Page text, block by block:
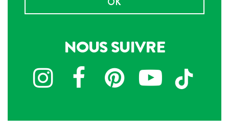
NOUS SUIVRE